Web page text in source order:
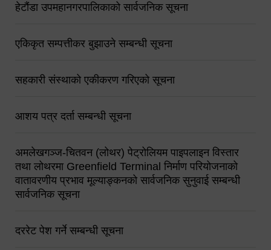
हेटौंडा उपमहानगरपालिकाको सार्वजनिक सूचना
एकिकृत सम्पत्तीकर बुझाउने सम्बन्धी सूचना
सहकारी संस्थाको एकीकरण गरिएको सूचना
आशय पत्र दर्ता सम्बन्धी सूचना
अमलेखगञ्ज-चितवन (लोथर) पेट्रोलियम पाइपलाइन विस्तार
तथा लोथरमा Greenfield Terminal निर्माण परियोजनाको
वातावरणीय प्रभाव मूल्याङ्कनको सार्वजनिक सुनुवाई सम्बन्धी
सार्वजनिक सूचना
दररेट पेश गर्ने सम्बन्धी सूचना